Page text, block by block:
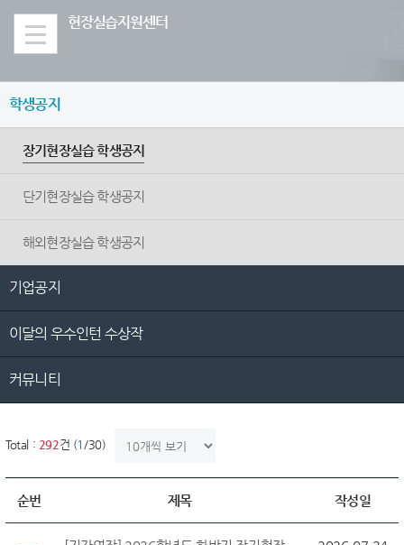
Skip Menu
현장실습지원센터
학생공지
장기현장실습 학생공지
단기현장실습 학생공지
해외현장실습 학생공지
기업공지
이달의 우수인턴 수상작
커뮤니티
Total : 292건 (1 /30)
순번 제목 작성일